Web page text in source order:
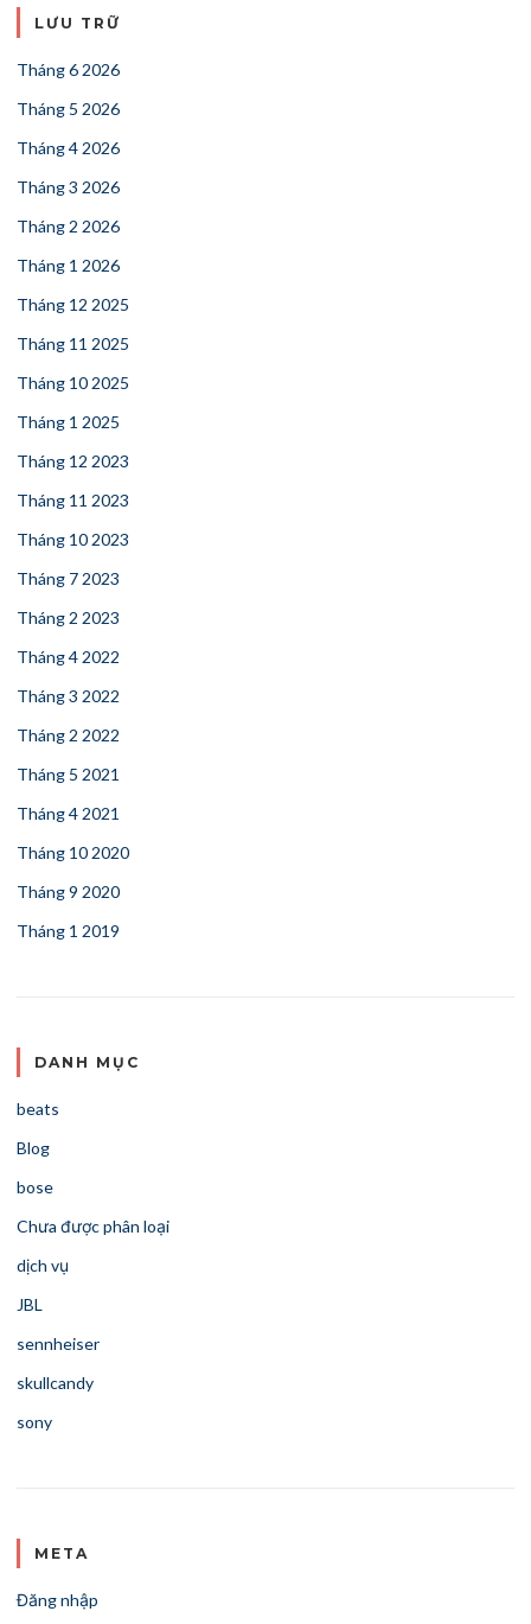
LƯU TRỮ
Tháng 6 2026
Tháng 5 2026
Tháng 4 2026
Tháng 3 2026
Tháng 2 2026
Tháng 1 2026
Tháng 12 2025
Tháng 11 2025
Tháng 10 2025
Tháng 1 2025
Tháng 12 2023
Tháng 11 2023
Tháng 10 2023
Tháng 7 2023
Tháng 2 2023
Tháng 4 2022
Tháng 3 2022
Tháng 2 2022
Tháng 5 2021
Tháng 4 2021
Tháng 10 2020
Tháng 9 2020
Tháng 1 2019
DANH MỤC
beats
Blog
bose
Chưa được phân loại
dịch vụ
JBL
sennheiser
skullcandy
sony
META
Đăng nhập